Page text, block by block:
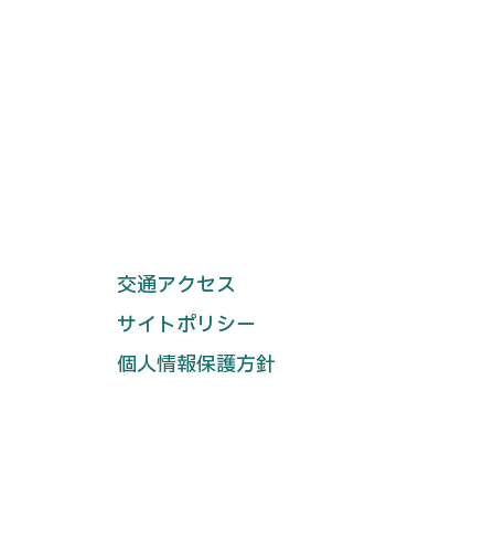
交通アクセス
サイトポリシー
個人情報保護方針